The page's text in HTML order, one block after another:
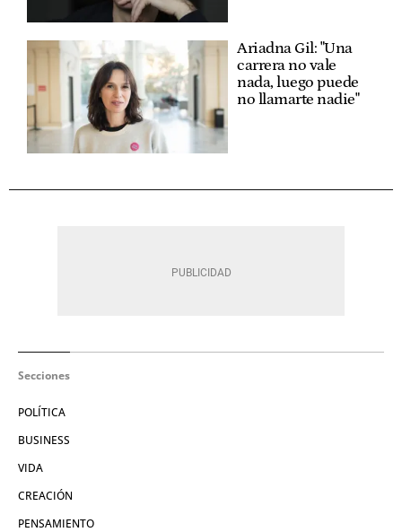
Ariadna Gil: "Una
carrera no vale
nada, luego puede
no llamarte nadie"
Secciones
POLÍTICA
BUSINESS
VIDA
CREACIÓN
PENSAMIENTO